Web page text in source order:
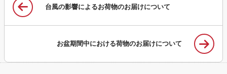
台風の影響によるお荷物のお届けについて
お盆期間中における荷物のお届けについて